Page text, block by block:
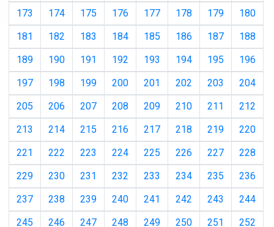
173
174 175 176 177 178 179
180
181
182 183 184 185 186 187
188
189
190 191 192 193 194 195
196
197
198 199 200 201 202 203
204
205
206 207 208 209 210 211
212
213
214 215 216 217 218 219
220
221
222 223 224 225 226 227
228
229
230 231 232 233 234 235
236
237
238 239 240 241 242 243
244
245
246 247 248 249 250 251
252